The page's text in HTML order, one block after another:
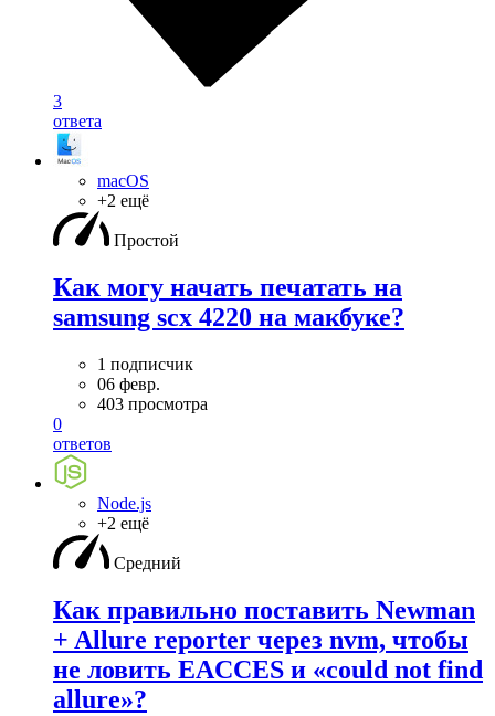
3
ответа
macOS
+2 ещё
Простой
Как могу начать печатать на
samsung scx 4220 на макбуке?
1 подписчик
06 февр.
403 просмотра
0
ответов
Node.js
+2 ещё
Средний
Как правильно поставить Newman
+ Allure reporter через nvm, чтобы
не ловить EACCES и «could not find
allure»?